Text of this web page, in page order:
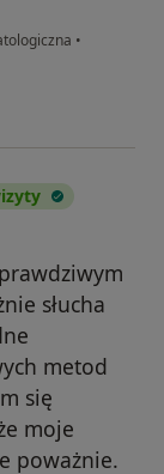
•
słucha
metod
się
moje
poważnie.